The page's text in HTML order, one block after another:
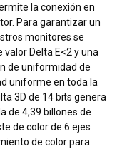
la conexión en
Para garantizar un
monitores se
Delta E<2 y una
de uniformidad de
uniforme en toda la
3D de 14 bits genera
de 4,39 billones de
de color de 6 ejes
de color para